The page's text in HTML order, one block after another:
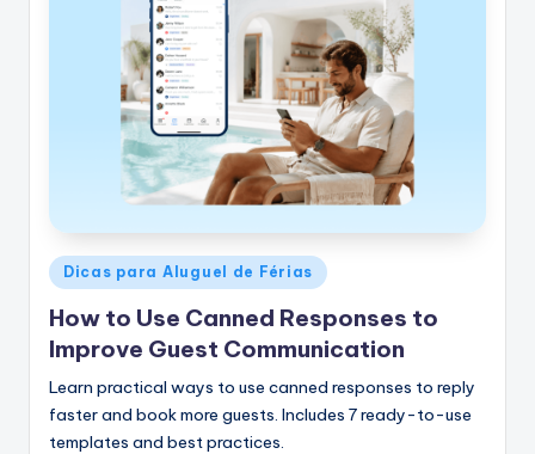
Postado
em
Dicas para Aluguel de Férias
How to Use Canned Responses to
Improve Guest Communication
Learn practical ways to use canned responses to reply
faster and book more guests. Includes 7 ready-to-use
templates and best practices.